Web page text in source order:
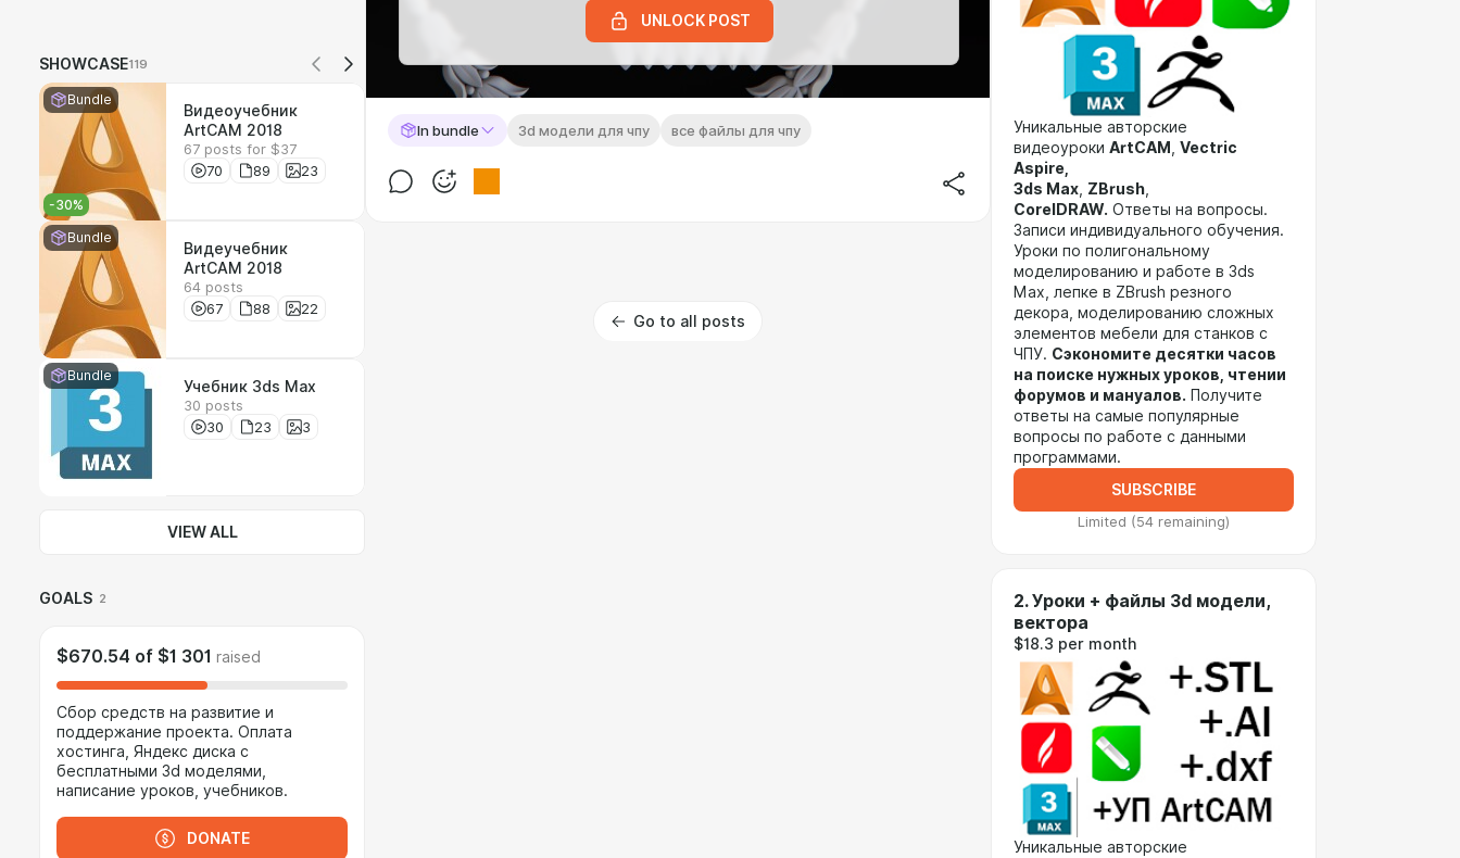
SHOWCASE119
Bundle
-30%
Видеоучебник
ArtCAM 2018
67 posts for $37
70
89 23
Bundle
Видеучебник
ArtCAM 2018
64 posts
67
88 22
Bundle
Учебник 3ds Max
30 posts
30
23 3
VIEW ALL
GOALS 2
$670.54 of $1 301 raised
Сбор средств на развитие и
поддержание проекта. Оплата
хостинга, Яндекс диска с
бесплатными 3d моделями,
написание уроков, учебников.
DONATE
UNLOCK POST
In bundle 3d модели для чпу все файлы для чпу
Go to all posts
Уникальные авторские
видеоуроки ArtCAM
Vectric
Aspire,
3ds Max ZBrush
CorelDRAW. Ответы на вопросы.
Записи индивидуального обучения.
Уроки по полигональному
моделированию и работе в 3ds
Max, лепке в ZBrush резного
декора, моделированию сложных
элементов мебели для станков с
ЧПУ. Сэкономите десятки часов
на поиске нужных уроков, чтении
форумов и мануалов. Получите
ответы на самые популярные
вопросы по работе с данными
программами.
SUBSCRIBE
Limited (54 remaining)
2. Уроки + файлы 3d модели,
вектора
$18.3 per month
Уникальные авторские